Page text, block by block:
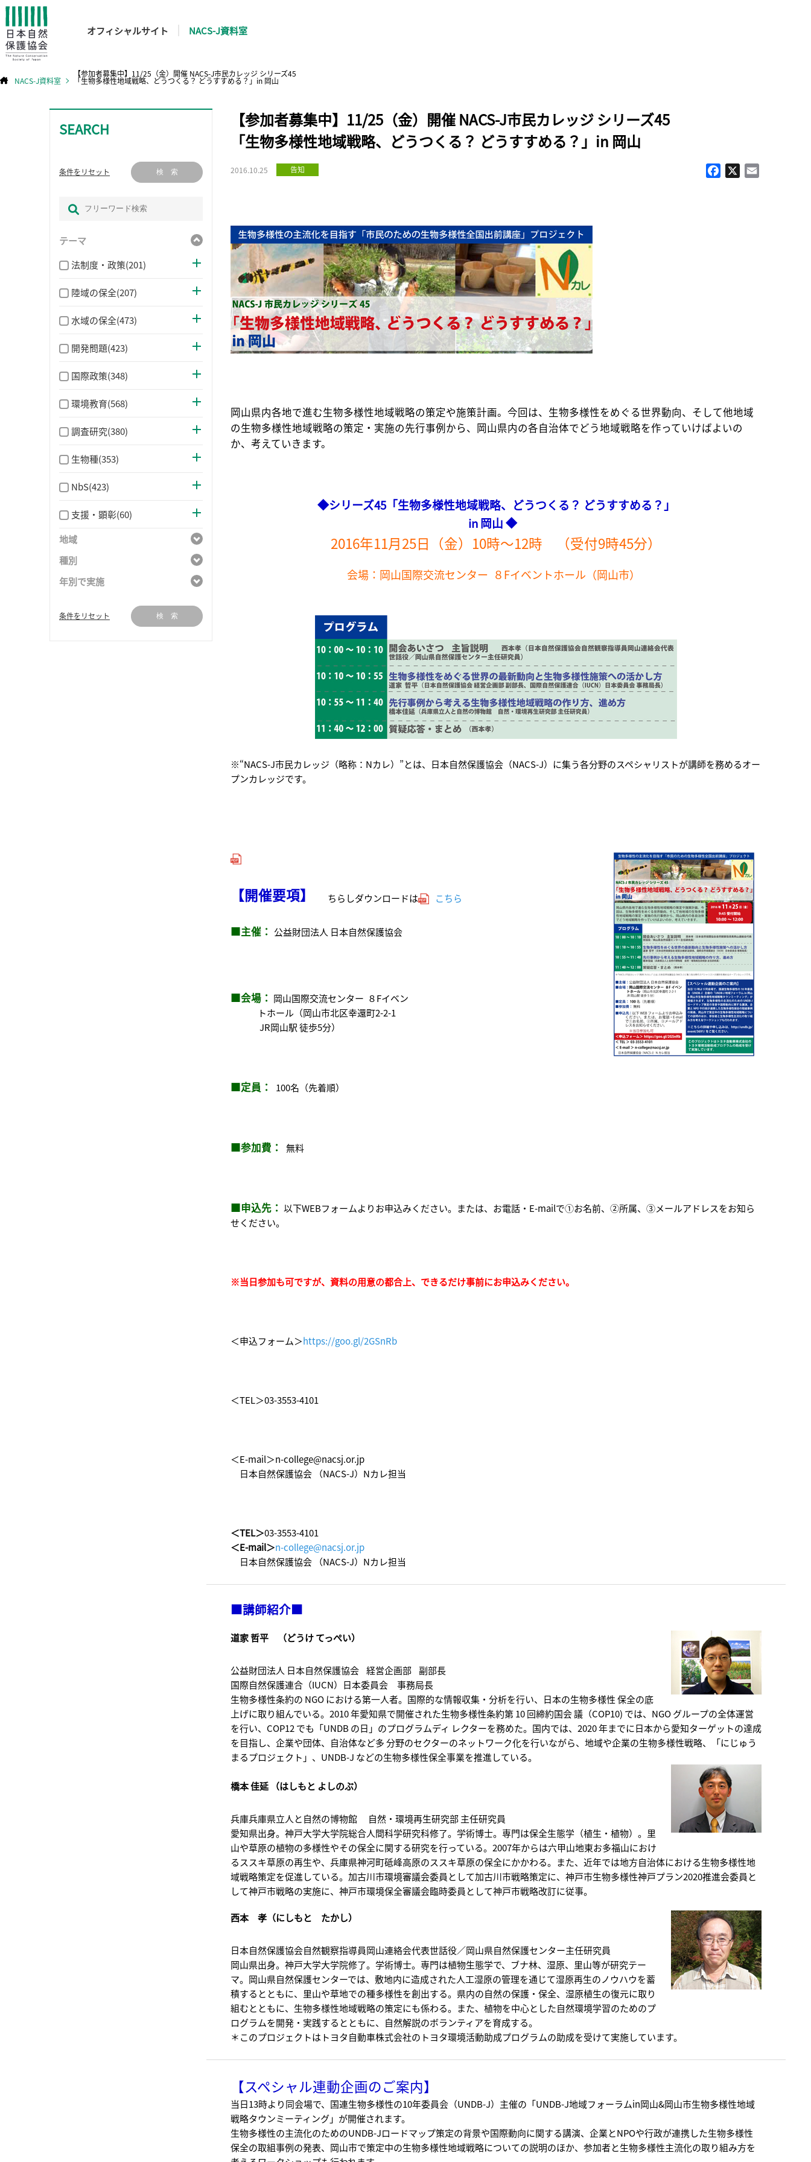
オフィシャルサイト NACS-J資料室
NACS-J資料室
【参加者募集中】11/25（金）開催 NACS-J市民カレッジ シリーズ45
「生物多様性地域戦略、どうつくる？ どうすすめる？」in 岡山
SEARCH
条件をリセット 検 索
テーマ
法制度・政策(201)
陸域の保全(207)
水域の保全(473)
開発問題(423)
国際政策(348)
環境教育(568)
調査研究(380)
生物種(353)
NbS(423)
支援・顕彰(60)
地域
種別
年別で実施
条件をリセット 検 索
【参加者募集中】11/25（金）開催 NACS-J市民カレッジ シリーズ45
「生物多様性地域戦略、どうつくる？ どうすすめる？」in 岡山
2016.10.25 告知 Facebook
岡山県内各地で進む生物多様性地域戦略の策定や施策計画。今回は、生物多様性をめぐる世界動向、そして他地域
の生物多様性地域戦略の策定・実施の先行事例から、岡山県内の各自治体でどう地域戦略を作っていけばよいの
か、考えていきます。
◆シリーズ45「生物多様性地域戦略、どうつくる？ どうすすめる？」
in 岡山 ◆
2016年11月25日（金）10時～12時 （受付9時45分）
会場：岡山国際交流センター ８Fイベントホール（岡山市）
※“NACS-J市民カレッジ（略称：Nカレ）”とは、日本自然保護協会（NACS-J）に集う各分野のスペシャリストが講師を務めるオー
プンカレッジです。
【開催要項】 ちらしダウンロードは こちら
■主催： 公益財団法人 日本自然保護協会
■会場： 岡山国際交流センター ８Fイベン
トホール（岡山市北区幸還町2-2-1
JR岡山駅 徒歩5分）
■定員： 100名（先着順）
■参加費： 無料
■申込先： 以下WEBフォームよりお申込みください。または、お電話・E-mailで①お名前、②所属、③メールアドレスをお知ら
せください。
※当日参加も可ですが、資料の用意の都合上、できるだけ事前にお申込みください。
＜申込フォーム＞https://goo.gl/2GSnRb
＜TEL＞03-3553-4101
＜E-mail＞n-college@nacsj.or.jp
日本自然保護協会 （NACS-J）Nカレ担当
＜TEL＞03-3553-4101
＜E-mail＞n-college@nacsj.or.jp
日本自然保護協会 （NACS-J）Nカレ担当
■講師紹介■
道家 哲平 （どうけ てっぺい）
公益財団法人 日本自然保護協会 経営企画部 副部長
国際自然保護連合（IUCN）日本委員会 事務局長
生物多様性条約の NGO における第一人者。国際的な情報収集・分析を行い、日本の生物多様性 保全の底
上げに取り組んでいる。2010 年愛知県で開催された生物多様性条約第 10 回締約国会 議（COP10) では、NGO グループの全体運営
を行い、COP12 でも「UNDB の日」のプログラムディ レクターを務めた。国内では、2020 年までに日本から愛知ターゲットの達成
を目指し、企業や団体、自治体など多 分野のセクターのネットワーク化を行いながら、地域や企業の生物多様性戦略、「にじゅう
まるプロジェクト」、UNDB-J などの生物多様性保全事業を推進している。
橋本 佳延 （はしもと よしのぶ）
兵庫兵庫県立人と自然の博物館 自然・環境再生研究部 主任研究員
愛知県出身。神戸大学大学院総合人間科学研究科修了。学術博士。専門は保全生態学（植生・植物）。里
山や草原の植物の多様性やその保全に関する研究を行っている。2007年からは六甲山地東お多福山におけ
るススキ草原の再生や、兵庫県神河町砥峰高原のススキ草原の保全にかかわる。また、近年では地方自治体における生物多様性地
域戦略策定を促進している。加古川市環境審議会委員として加古川市戦略策定に、神戸市生物多様性神戸プラン2020推進会委員と
して神戸市戦略の実施に、神戸市環境保全審議会臨時委員として神戸市戦略改訂に従事。
西本 孝（にしもと たかし）
日本自然保護協会自然観察指導員岡山連絡会代表世話役／岡山県自然保護センター主任研究員
岡山県出身。神戸大学大学院修了。学術博士。専門は植物生態学で、ブナ林、湿原、里山等が研究テー
マ。岡山県自然保護センターでは、敷地内に造成された人工湿原の管理を通じて湿原再生のノウハウを蓄
積するとともに、里山や草地での種多様性を創出する。県内の自然の保護・保全、湿原植生の復元に取り
組むとともに、生物多様性地域戦略の策定にも係わる。また、植物を中心とした自然環境学習のためのプ
ログラムを開発・実践するとともに、自然解説のボランティアを育成する。
＊このプロジェクトはトヨタ自動車株式会社のトヨタ環境活動助成プログラムの助成を受けて実施しています。
【スペシャル連動企画のご案内】
当日13時より同会場で、国連生物多様性の10年委員会（UNDB-J）主催の「UNDB-J地域フォーラムin岡山&岡山市生物多様性地域
戦略タウンミーティング」が開催されます。
生物多様性の主流化のためのUNDB-Jロードマップ策定の背景や国際動向に関する講演、企業とNPOや行政が連携した生物多様性
保全の取組事例の発表、岡山市で策定中の生物多様性地域戦略についての説明のほか、参加者と生物多様性主流化の取り組み方を